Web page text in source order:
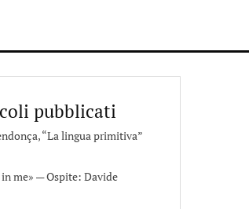
pubblicati
“La lingua primitiva”
in me» — Ospite: Davide